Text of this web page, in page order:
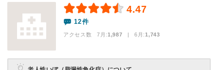
4.47
12件
アクセス数 7月:1,987 | 6月:1,743